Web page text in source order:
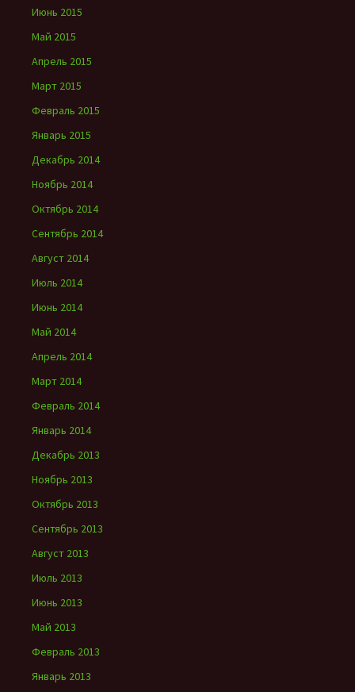
Июнь 2015
Май 2015
Апрель 2015
Март 2015
Февраль 2015
Январь 2015
Декабрь 2014
Ноябрь 2014
Октябрь 2014
Сентябрь 2014
Август 2014
Июль 2014
Июнь 2014
Май 2014
Апрель 2014
Март 2014
Февраль 2014
Январь 2014
Декабрь 2013
Ноябрь 2013
Октябрь 2013
Сентябрь 2013
Август 2013
Июль 2013
Июнь 2013
Май 2013
Февраль 2013
Январь 2013